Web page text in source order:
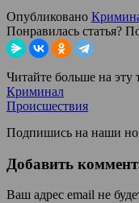
Опубликовано
Понравилась статья?
Читайте больше на эту
Криминал
Происшествия
Подпишись на наши
Добавить
Ваш адрес email не